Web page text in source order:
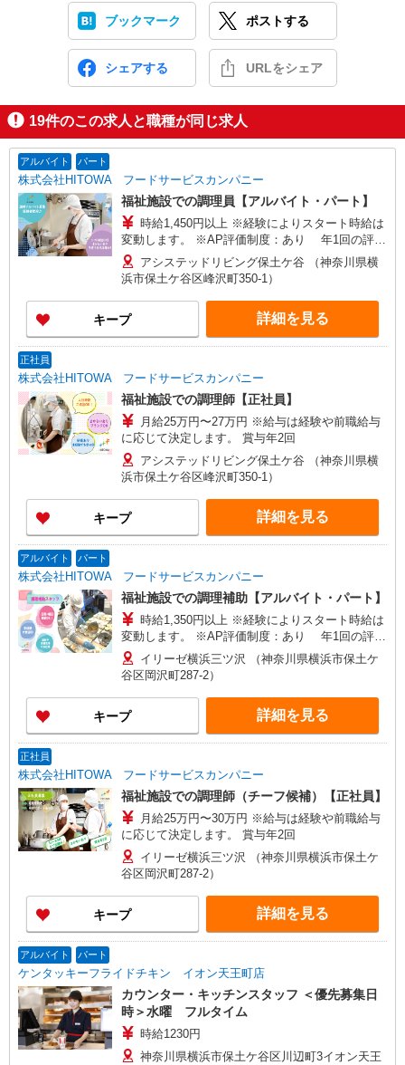
ブックマーク ポストする
シェアする URLをシェア
19件のこの求人と職種が同じ求人
アルバイト パート
株式会社HITOWA フードサービスカンパニー
福祉施設での調理員【アルバイト・パート】
時給1,450円以上 ※経験によりスタート時給は
変動します。 ※AP評価制度：あり 年1回の評価
により時給を見直します。 ※アルバイト賞与（寸
志）：あり 年2回。勤続年数により金額UP。
アシステッドリビング保土ケ谷 （神奈川県横
浜市保土ケ谷区峰沢町350-1）
キープ 詳細を見る
正社員
株式会社HITOWA フードサービスカンパニー
福祉施設での調理師【正社員】
月給25万円〜27万円 ※給与は経験や前職給与
に応じて決定します。 賞与年2回
アシステッドリビング保土ケ谷 （神奈川県横
浜市保土ケ谷区峰沢町350-1）
キープ 詳細を見る
アルバイト パート
株式会社HITOWA フードサービスカンパニー
福祉施設での調理補助【アルバイト・パート】
時給1,350円以上 ※経験によりスタート時給は
変動します。 ※AP評価制度：あり 年1回の評価
により時給を見直します。 ※アルバイト賞与（寸
志）：あり 年2回。勤続年数により金額UP。
イリーゼ横浜三ツ沢 （神奈川県横浜市保土ケ
谷区岡沢町287-2）
キープ 詳細を見る
正社員
株式会社HITOWA フードサービスカンパニー
福祉施設での調理師（チーフ候補）【正社員】
月給25万円〜30万円 ※給与は経験や前職給与
に応じて決定します。 賞与年2回
イリーゼ横浜三ツ沢 （神奈川県横浜市保土ケ
谷区岡沢町287-2）
キープ 詳細を見る
アルバイト パート
ケンタッキーフライドチキン イオン天王町店
カウンター・キッチンスタッフ ＜優先募集日
時＞水曜 フルタイム
時給1230円
神奈川県横浜市保土ケ谷区川辺町3イオン天王